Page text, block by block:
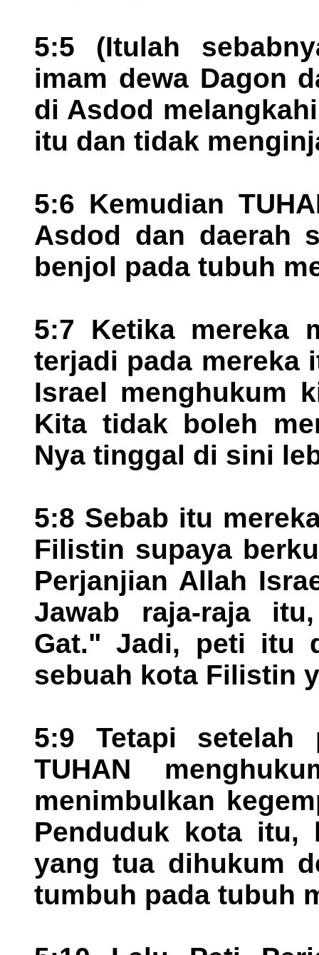
5:5 (Itulah
imam dewa Dagon
di Asdod
itu dan tidak
5:6 Kemudian
Asdod dan daerah
benjol pada tubuh
5:7 Ketika mereka
terjadi pada mereka
Israel menghukum
Kita tidak boleh
Nya tinggal di sini
5:8 Sebab itu
Filistin supaya
Perjanjian Allah
Jawab raja-raja
Gat." Jadi, peti itu
sebuah kota Filistin
5:9 Tetapi
TUHAN
menimbulkan
Penduduk kota itu,
yang tua dihukum
tumbuh pada tubuh